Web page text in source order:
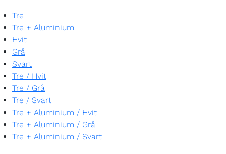
Tre
Tre + Aluminium
Hvit
Grå
Svart
Tre / Hvit
Tre / Grå
Tre / Svart
Tre + Aluminium / Hvit
Tre + Aluminium / Grå
Tre + Aluminium / Svart